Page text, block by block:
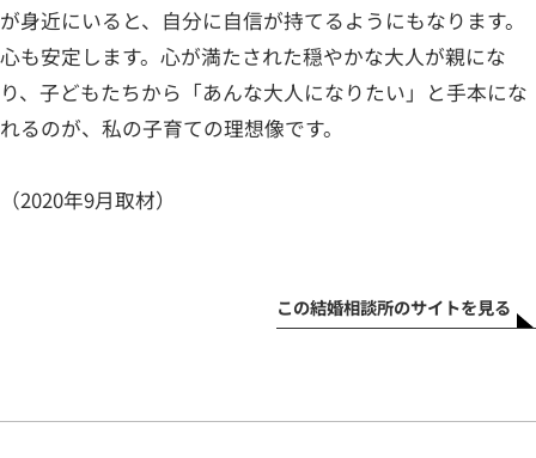
が身近にいると、自分に自信が持てるようにもなります。
心も安定します。心が満たされた穏やかな大人が親にな
り、子どもたちから「あんな大人になりたい」と手本にな
れるのが、私の子育ての理想像です。
（2020年9月取材）
この結婚相談所のサイトを見る